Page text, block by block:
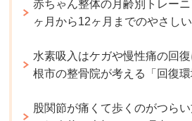
赤ちゃん整体の月齢別トレー
ヶ月から12ヶ月までのやさし
水素吸入はケガや慢性痛の回
根市の整骨院が考える「回復
股関節が痛くて歩くのがつら